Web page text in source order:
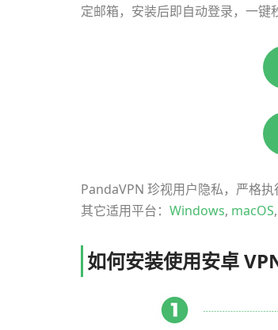
定邮箱，安装后即自动登录，一键
PandaVPN 珍视用户隐私，严格
其它适用平台： Windows, macOS,
如何安装使用安卓